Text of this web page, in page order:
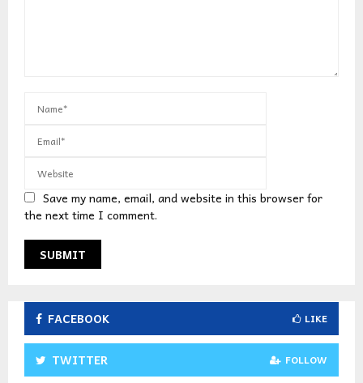
Save my name, email, and website in this browser for
the next time I comment.
FACEBOOK LIKE
TWITTER FOLLOW